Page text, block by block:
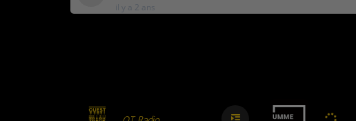
il y a 2 ans